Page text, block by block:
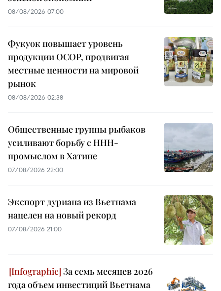
08/08/2026 07:00
Фукуок повышает уровень
продукции OCOP, продвигая
местные ценности на мировой
рынок
08/08/2026 02:38
Общественные группы рыбаков
усиливают борьбу с ННН-
промыслом в Хатине
07/08/2026 22:00
Экспорт дуриана из Вьетнама
нацелен на новый рекорд
07/08/2026 21:00
За семь месяцев 2026
года объем инвестиций Вьетнама